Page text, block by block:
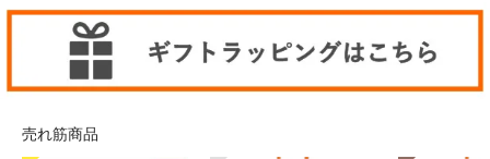
売れ筋商品